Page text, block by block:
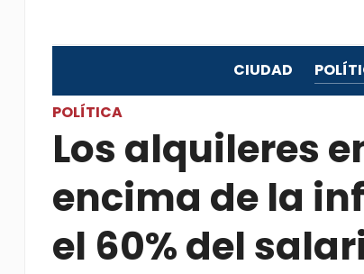
CIUDAD
POLÍTICA
Los alquileres
encima de la
el 60% del